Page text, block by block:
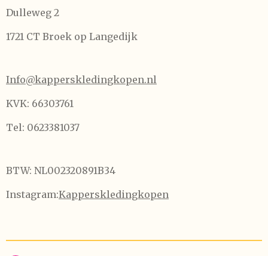
Dulleweg 2
1721 CT Broek op Langedijk
Info@kapperskledingkopen.nl
KVK: 66303761
Tel: 0623381037
BTW: NL002320891B34
Instagram:Kapperskledingkopen